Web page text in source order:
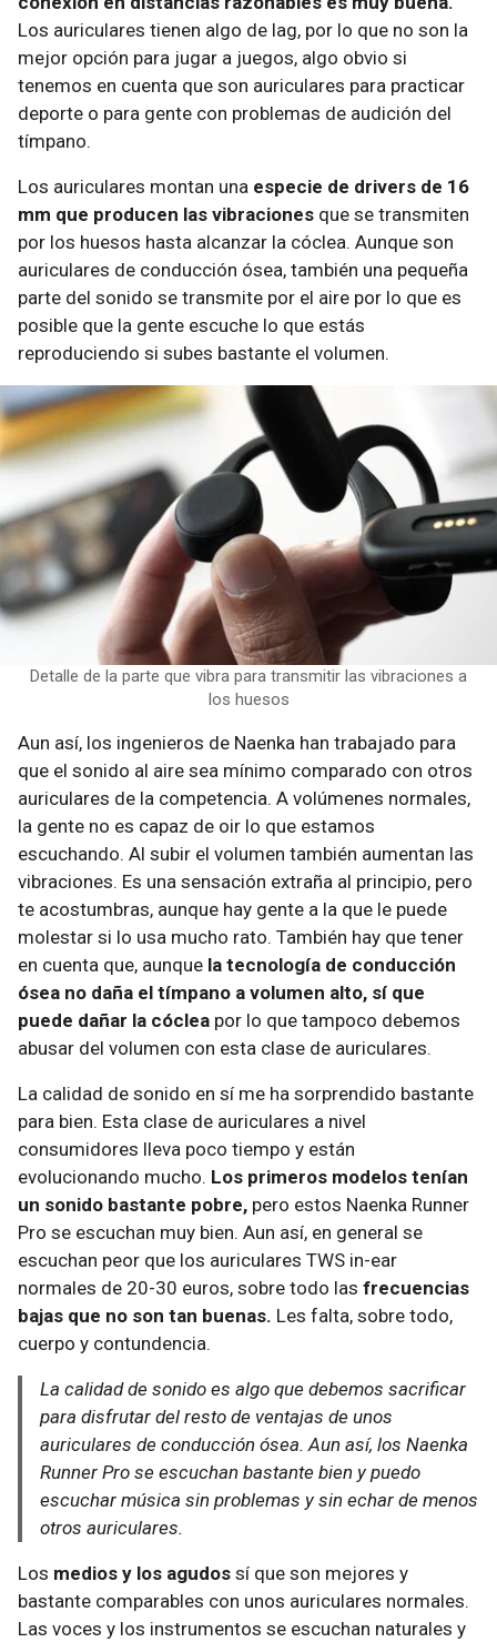
Los auriculares tienen algo de lag, por lo que no son la
mejor opción para jugar a juegos, algo obvio si
tenemos en cuenta que son auriculares para practicar
deporte o para gente con problemas de audición del
tímpano.
Los auriculares montan una especie de drivers de 16
mm que producen las vibraciones que se transmiten
por los huesos hasta alcanzar la cóclea. Aunque son
auriculares de conducción ósea, también una pequeña
parte del sonido se transmite por el aire por lo que es
posible que la gente escuche lo que estás
reproduciendo si subes bastante el volumen.
Detalle de la parte que vibra para transmitir las vibraciones a
los huesos
Aun así, los ingenieros de Naenka han trabajado para
que el sonido al aire sea mínimo comparado con otros
auriculares de la competencia. A volúmenes normales,
la gente no es capaz de oir lo que estamos
escuchando. Al subir el volumen también aumentan las
vibraciones. Es una sensación extraña al principio, pero
te acostumbras, aunque hay gente a la que le puede
molestar si lo usa mucho rato. También hay que tener
en cuenta que, aunque la tecnología de conducción
ósea no daña el tímpano a volumen alto, sí que
puede dañar la cóclea por lo que tampoco debemos
abusar del volumen con esta clase de auriculares.
La calidad de sonido en sí me ha sorprendido bastante
para bien. Esta clase de auriculares a nivel
consumidores lleva poco tiempo y están
evolucionando mucho. Los primeros modelos tenían
un sonido bastante pobre, pero estos Naenka Runner
Pro se escuchan muy bien. Aun así, en general se
escuchan peor que los auriculares TWS in-ear
normales de 20-30 euros, sobre todo las frecuencias
bajas que no son tan buenas. Les falta, sobre todo,
cuerpo y contundencia.
La calidad de sonido es algo que debemos sacrificar
para disfrutar del resto de ventajas de unos
auriculares de conducción ósea. Aun así, los Naenka
Runner Pro se escuchan bastante bien y puedo
escuchar música sin problemas y sin echar de menos
otros auriculares.
Los medios y los agudos sí que son mejores y
bastante comparables con unos auriculares normales.
Las voces y los instrumentos se escuchan naturales y